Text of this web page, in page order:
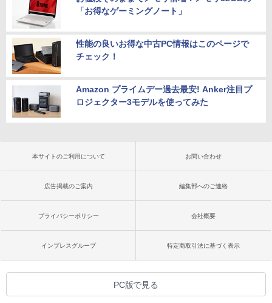
「お得なゲーミングノート」
性能の良いお得な中古PC情報はこのページで
チェック！
Amazon プライムデー過去最安! Anker注目プ
ロジェクター3モデルを使ってみた
本サイトのご利用について お問い合わせ
広告掲載のご案内 編集部へのご連絡
プライバシーポリシー 会社概要
インプレスグループ 特定商取引法に基づく表示
PC版で見る